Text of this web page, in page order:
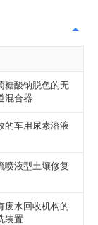
糖酸钠脱色的无
混合器
的车用尿素溶液
喷液型土壤修复
废水回收机构的
装置